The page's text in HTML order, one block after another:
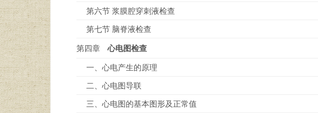
第六节 浆膜腔穿刺液检查
第七节 脑脊液检查
第四章
心电图检查
一、心电产生的原理
二、心电图导联
三、心电图的基本图形及正常值